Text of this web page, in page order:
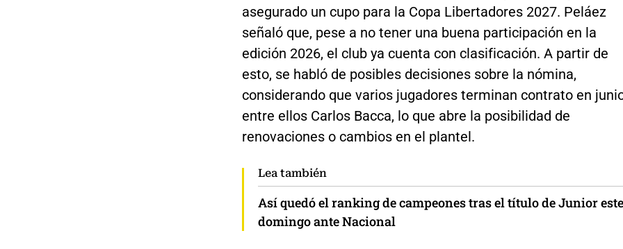
asegurado un cupo para la Copa Libertadores 2027. Peláez
señaló que, pese a no tener una buena participación en la
edición 2026, el club ya cuenta con clasificación. A partir de
esto, se habló de posibles decisiones sobre la nómina,
considerando que varios jugadores terminan contrato en
entre ellos Carlos Bacca, lo que abre la posibilidad de
renovaciones o cambios en el plantel.
Lea también
Así quedó el ranking de campeones tras el título de Junior este
domingo ante Nacional